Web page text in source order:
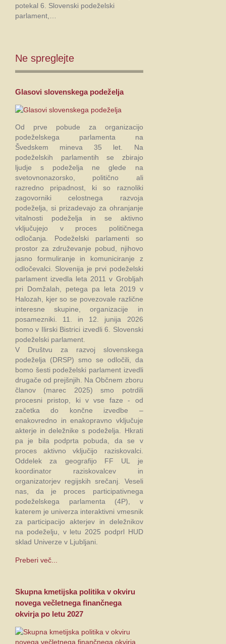
potekal 6. Slovenski podeželski
parlament,…
Ne spreglejte
Glasovi slovenskega podeželja
Od prve pobude za organizacijo
podeželskega parlamenta na
Švedskem mineva 35 let. Na
podeželskih parlamentih se zbirajo
ljudje s podeželja ne glede na
svetovnonazorsko, politično ali
razredno pripadnost, ki so raznoliki
zagovorniki celostnega razvoja
podeželja, si prizadevajo za ohranjanje
vitalnosti podeželja in se aktivno
vključujejo v proces političnega
odločanja. Podeželski parlamenti so
prostor za združevanje pobud, njihovo
jasno formuliranje in komuniciranje z
odločevalci. Slovenija je prvi podeželski
parlament izvedla leta 2011 v Grobljah
pri Domžalah, petega pa leta 2019 v
Halozah, kjer so se povezovale različne
interesne skupine, organizacije in
posamezniki. 11. in 12. junija 2026
bomo v Ilirski Bistrici izvedli 6. Slovenski
podeželski parlament.
V Društvu za razvoj slovenskega
podeželja (DRSP) smo se odločili, da
bomo šesti podeželski parlament izvedli
drugače od prejšnjih. Na Občnem zboru
članov (marec 2025) smo potrdili
procesni pristop, ki v vse faze - od
začetka do končne izvedbe –
enakovredno in enakopravno vključuje
akterje in deležnike s podeželja. Hkrati
pa je bila podprta pobuda, da se v
proces aktivno vključijo raziskovalci.
Oddelek za geografijo FF UL je
koordinator raziskovalcev in
organizatorjev regijskih srečanj. Veseli
nas, da je proces participativnega
podeželskega parlamenta (4P), v
katerem je univerza interaktivni vmesnik
za participacijo akterjev in deležnikov
na podeželju, v letu 2025 podprl HUD
sklad Univerze v Ljubljani.
Preberi več...
Skupna kmetijska politika v okviru
novega večletnega finančnega
okvirja po letu 2027